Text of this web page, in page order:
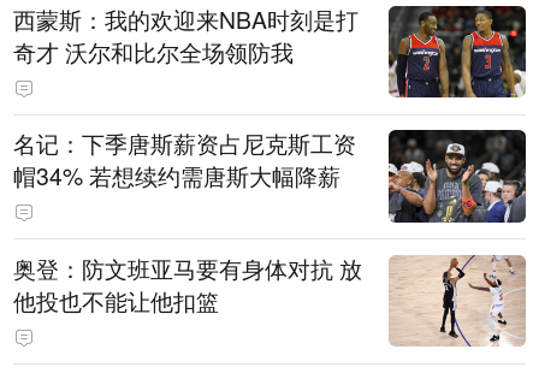
西蒙斯：我的欢迎来NBA时刻是打
奇才 沃尔和比尔全场领防我
名记：下季唐斯薪资占尼克斯工资
帽34% 若想续约需唐斯大幅降薪
奥登：防文班亚马要有身体对抗 放
他投也不能让他扣篮